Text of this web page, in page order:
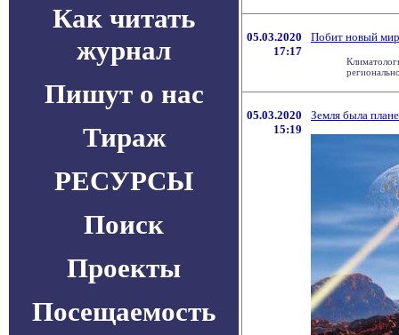
Как читать
журнал
Пишут о нас
Тираж
РЕСУРСЫ
Поиск
Проекты
Посещаемость
05.03.2020
17:17
Побит новый
05.03.2020
15:19
Земля была